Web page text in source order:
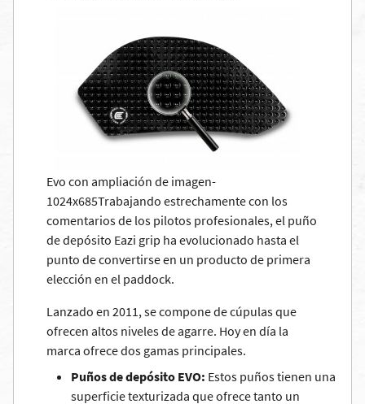
Evo con ampliación de imagen-
1024x685Trabajando estrechamente con los
comentarios de los pilotos profesionales, el puño
de depósito Eazi grip ha evolucionado hasta el
punto de convertirse en un producto de primera
elección en el paddock.
Lanzado en 2011, se compone de cúpulas que
ofrecen altos niveles de agarre. Hoy en día la
marca ofrece dos gamas principales.
Puños de depósito EVO: Estos puños tienen una
superficie texturizada que ofrece tanto un